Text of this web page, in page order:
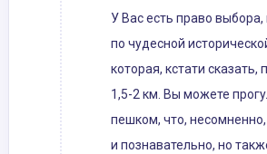
У Вас есть право выбора,
по чудесной
которая, кстати сказать,
1,5-2 км. Вы можете
пешком, что,
и познавательно, но